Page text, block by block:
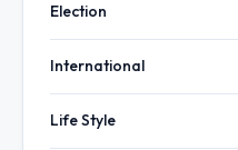
Election
International
Life Style